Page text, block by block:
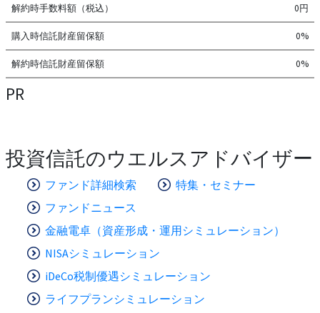
解約時手数料額（税込） 0円
購入時信託財産留保額 0%
解約時信託財産留保額 0%
PR
投資信託のウエルスアドバイザー
ファンド詳細検索
特集・セミナー
ファンドニュース
金融電卓（資産形成・運用シミュレーション）
NISAシミュレーション
iDeCo税制優遇シミュレーション
ライフプランシミュレーション